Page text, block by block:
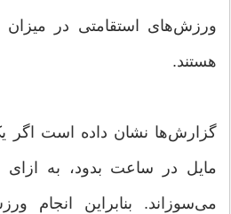
ورزش‌های استقامتی در میزان
هستند.
می‌سوزاند. بنابراین انجام